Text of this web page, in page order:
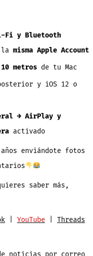
Fi y Bluetooth
la misma Apple Account
10 metrosde tu Mac
y iOS 12 o
→ AirPlay y
activado
enviándote fotos
saber más,
| YouTube| Threads